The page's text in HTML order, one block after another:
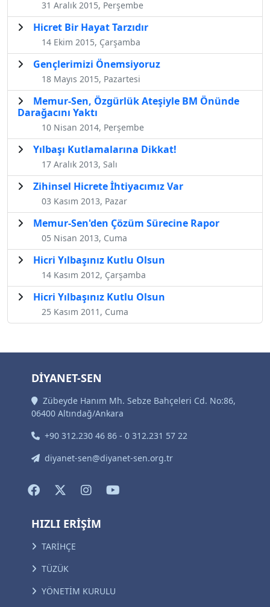
31 Aralık 2015, Perşembe
​Hicret Bir Hayat Tarzıdır
14 Ekim 2015, Çarşamba
Gençlerimizi Önemsiyoruz
18 Mayıs 2015, Pazartesi
Memur-Sen, Özgürlük Ateşiyle BM Önünde
Darağacını Yaktı
10 Nisan 2014, Perşembe
Yılbaşı Kutlamalarına Dikkat!
17 Aralık 2013, Salı
Zihinsel Hicrete İhtiyacımız Var
03 Kasım 2013, Pazar
Memur-Sen'den Çözüm Sürecine Rapor
05 Nisan 2013, Cuma
Hicri Yılbaşınız Kutlu Olsun
14 Kasım 2012, Çarşamba
Hicri Yılbaşınız Kutlu Olsun
25 Kasım 2011, Cuma
DİYANET-SEN
Zübeyde Hanım Mh. Sebze Bahçeleri Cd. No:86,
06400 Altındağ/Ankara
+90 312.230 46 86 - 0 312.231 57 22
diyanet-sen@diyanet-sen.org.tr
HIZLI ERİŞİM
TARİHÇE
TÜZÜK
YÖNETİM KURULU